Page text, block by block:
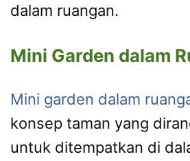
dalam ruangan.
Mini Garden dalam
Mini garden dalam
konsep taman yang
untuk ditempatkan di